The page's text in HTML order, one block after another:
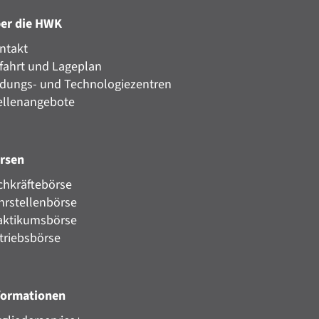
die HWK
und Lageplan
und Technologiezentren